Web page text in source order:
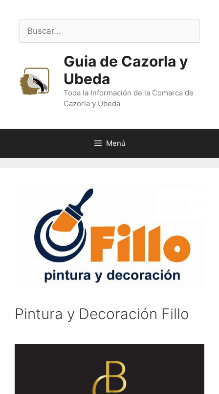
contenido
Buscar:
Guia de Cazorla y
Ubeda
Toda la Información de la Comarca de
Cazorla y Úbeda
Menú
Pintura y Decoración Fillo